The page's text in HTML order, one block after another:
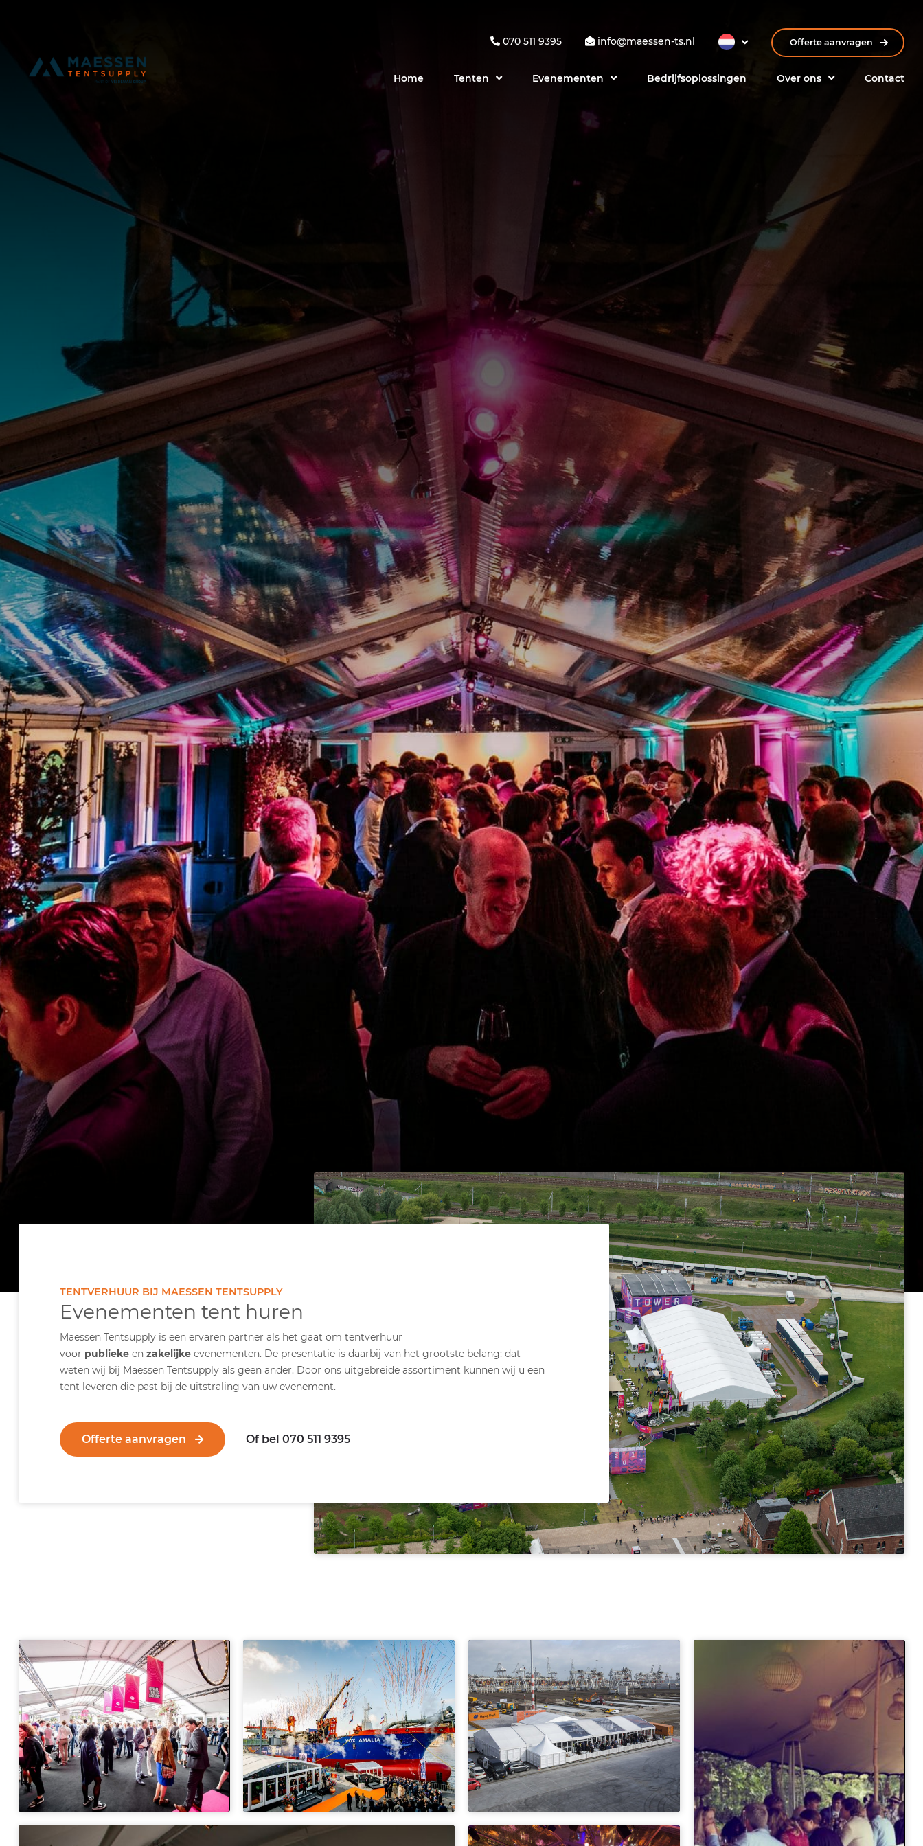
070 511 9395 info@maessen-ts.nl Offerte aanvragen
Home Tenten Evenementen Bedrijfsoplossingen Over ons Contact
TENTVERHUUR BIJ MAESSEN TENTSUPPLY
Evenementen tent huren
Maessen Tentsupply is een ervaren partner als het gaat om tentverhuur
voor publiekeen zakelijkeevenementen. De presentatie is daarbij van het grootste belang; dat
weten wij bij Maessen Tentsupply als geen ander. Door ons uitgebreide assortiment kunnen wij u een
tent leveren die past bij de uitstraling van uw evenement.
Offerte aanvragen Of bel 070 511 9395